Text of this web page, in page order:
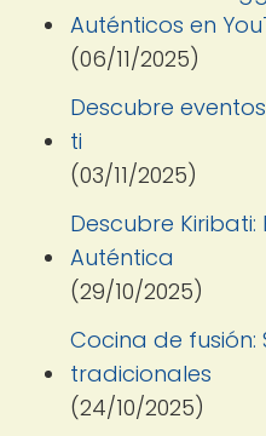
Auténticos en
(06/11/2025)
Descubre
ti
(03/11/2025)
Descubre
Auténtica
(29/10/2025)
Cocina de
tradicionales
(24/10/2025)